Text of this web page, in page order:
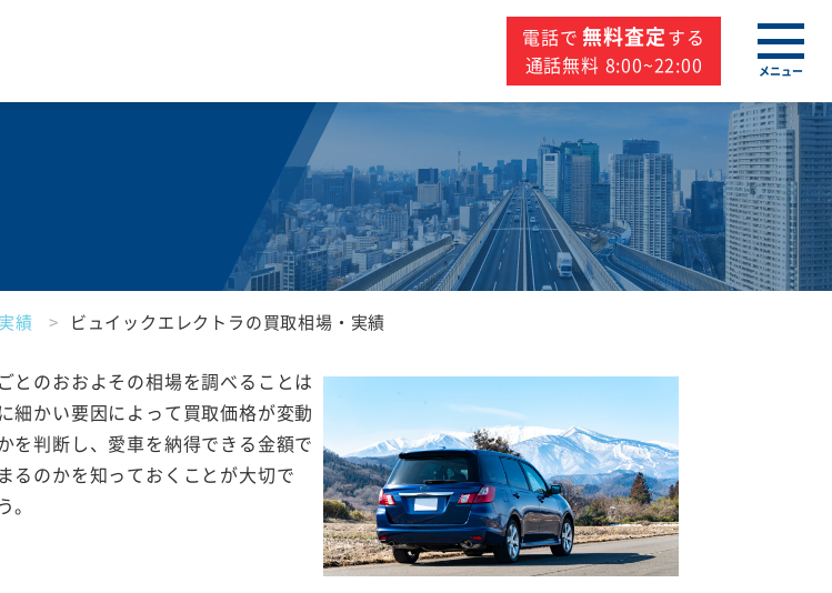
電話で 無料査定する
通話無料 8:00~22:00
メニュー
績 ビュイックエレクトラの買取相場・実績
とのおおよその相場を調べることは
細かい要因によって買取価格が変動
を判断し、愛車を納得できる金額で
るのかを知っておくことが大切で